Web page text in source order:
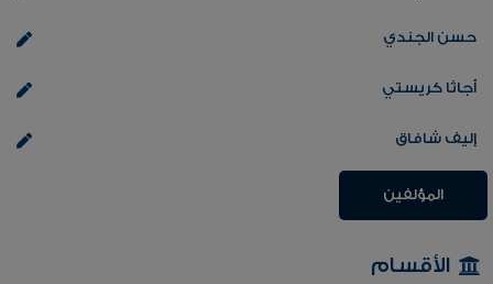
حسن الجندي
أجاثا كريستي
إليف شافاق
المؤلفين
الأقسام